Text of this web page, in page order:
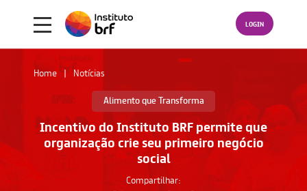
LOGIN
Home Notícias
Alimento que Transforma
Incentivo do Instituto BRF permite que
organização crie seu primeiro negócio
social
Compartilhar: